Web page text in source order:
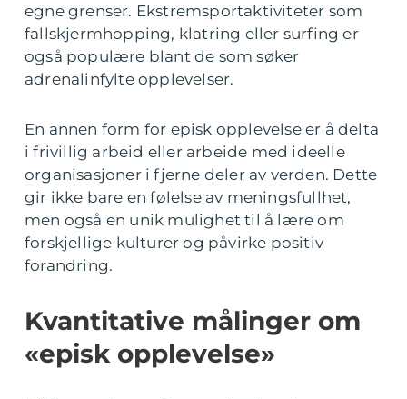
egne grenser. Ekstremsportaktiviteter som
fallskjermhopping, klatring eller surfing er
også populære blant de som søker
adrenalinfylte opplevelser.
En annen form for episk opplevelse er å delta
i frivillig arbeid eller arbeide med ideelle
organisasjoner i fjerne deler av verden. Dette
gir ikke bare en følelse av meningsfullhet,
men også en unik mulighet til å lære om
forskjellige kulturer og påvirke positiv
forandring.
Kvantitative målinger om
«episk opplevelse»